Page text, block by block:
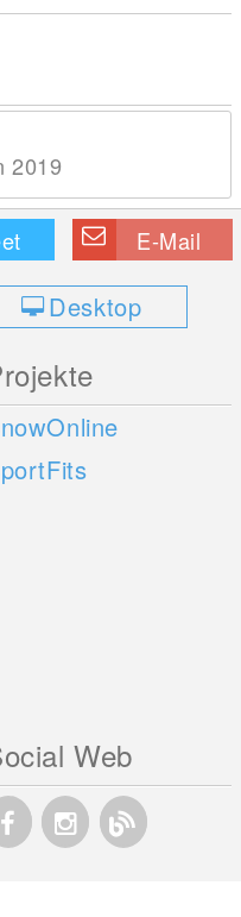
2019
E-Mail
Desktop
Web